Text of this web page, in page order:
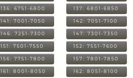
136: 6751-6800 137: 6801-6850
141: 7001-7050 142: 7051-7100
146: 7251-7300 147: 7301-7350
151: 7501-7550 152: 7551-7600
156: 7751-7800 157: 7801-7850
161: 8001-8050 162: 8051-8100